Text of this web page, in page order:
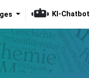
KI-Chatbot